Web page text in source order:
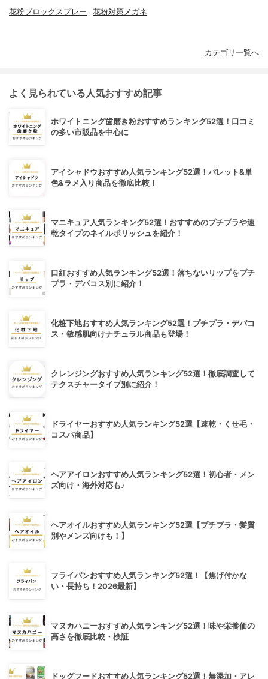
花粉ブロックスプレー 花粉対策メガネ
カテゴリ一覧へ
よく見られている人気おすすめ記事
ホワイトニング歯磨き粉おすすめランキング52選！口コミ
の多い市販品を中心に
アイシャドウおすすめ人気ランキング52選！パレット&単
色&ラメ入り商品を徹底比較！
マニキュア人気ランキング52選！おすすめのプチプラや速
乾タイプのネイルポリッシュを紹介！
口紅おすすめ人気ランキング52選！落ちないリップをプチ
プラ・デパコス別に紹介！
化粧下地おすすめ人気ランキング52選！プチプラ・デパコ
ス・敏感肌向けナチュラル商品も登場！
クレンジングおすすめ人気ランキング52選！徹底調査して
テクスチャータイプ別に紹介！
ドライヤーおすすめ人気ランキング52選【速乾・くせ毛・
コスパ商品】
ヘアアイロンおすすめ人気ランキング52選！初心者・メン
ズ向け・海外対応も♪
ヘアオイルおすすめ人気ランキング52選【プチプラ・髪質
別やメンズ向けも！】
フライパンおすすめ人気ランキング52選！【焦げ付かな
い・長持ち！2026最新】
マヌカハニーおすすめ人気ランキング52選！味や栄養価の
高さを徹底比較・検証
ドッグフードおすすめ人気ランキング52選！無添加・アレ